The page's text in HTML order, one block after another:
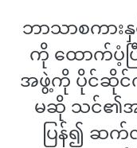
ဘာသာစကား
ကို ထောက်ပံ့ပြီ
အဖွဲ့ကို ပိုင်ဆိုင်
မဆို သင်၏အ
ပြန်၍ ဆ